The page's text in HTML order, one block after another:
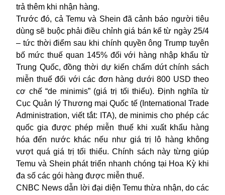
trả thêm khi nhận hàng.
Trước đó, cả Temu và Shein đã cảnh báo người tiêu
dùng sẽ buộc phải điều chỉnh giá bán kể từ ngày 25/4
– tức thời điểm sau khi chính quyền ông Trump tuyên
bố mức thuế quan 145% đối với hàng nhập khẩu từ
Trung Quốc, đồng thời dự kiến chấm dứt chính sách
miễn thuế đối với các đơn hàng dưới 800 USD theo
cơ chế “de minimis” (giá trị tối thiểu). Định nghĩa từ
Cục Quản lý Thương mại Quốc tế (International Trade
Administration, viết tắt: ITA), de minimis cho phép các
quốc gia được phép miễn thuế khi xuất khẩu hàng
hóa đến nước khác nếu như giá trị lô hàng không
vượt quá giá trị tối thiểu. Chính sách này từng giúp
Temu và Shein phát triển nhanh chóng tại Hoa Kỳ khi
đa số các gói hàng được miễn thuế.
CNBC News dẫn lời đại diện Temu thừa nhận, do các